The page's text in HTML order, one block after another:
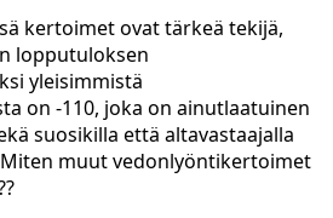
kertoimet ovat tärkeä tekijä,
lopputuloksen
yleisimmistä
on -110, joka on ainutlaatuinen
suosikilla että altavastaajalla
muut vedonlyöntikertoimet